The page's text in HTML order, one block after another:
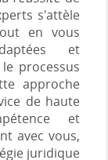
s'attèle
en vous
et
processus
approche
de haute
et
avec vous,
juridique